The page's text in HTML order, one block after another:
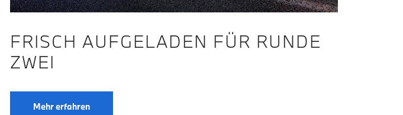
FRISCH AUFGELADEN FÜR RUNDE
ZWEI
Mehr erfahren